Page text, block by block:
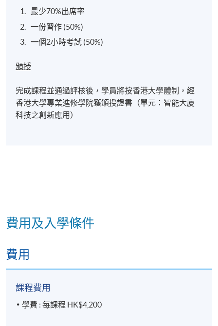
最少70%出席率
一份習作 (50%)
一個2小時考試 (50%)
頒授
完成課程並通過評核後，學員將按香港大學體制，經
香港大學專業進修學院獲頒授證書（單元：智能大廈
科技之創新應用）
費用及入學條件
費用
課程費用
學費 : 每課程 HK$4,200